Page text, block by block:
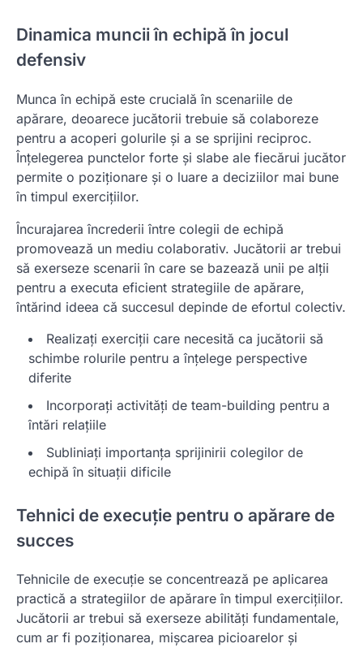
Dinamica muncii în echipă în jocul
defensiv
Munca în echipă este crucială în scenariile de
apărare, deoarece jucătorii trebuie să colaboreze
pentru a acoperi golurile și a se sprijini reciproc.
Înțelegerea punctelor forte și slabe ale fiecărui jucător
permite o poziționare și o luare a deciziilor mai bune
în timpul exercițiilor.
Încurajarea încrederii între colegii de echipă
promovează un mediu colaborativ. Jucătorii ar trebui
să exerseze scenarii în care se bazează unii pe alții
pentru a executa eficient strategiile de apărare,
întărind ideea că succesul depinde de efortul colectiv.
Realizați exerciții care necesită ca jucătorii să
schimbe rolurile pentru a înțelege perspective
diferite
Incorporați activități de team-building pentru a
întări relațiile
Subliniați importanța sprijinirii colegilor de
echipă în situații dificile
Tehnici de execuție pentru o apărare de
succes
Tehnicile de execuție se concentrează pe aplicarea
practică a strategiilor de apărare în timpul exercițiilor.
Jucătorii ar trebui să exerseze abilități fundamentale,
cum ar fi poziționarea, mișcarea picioarelor și